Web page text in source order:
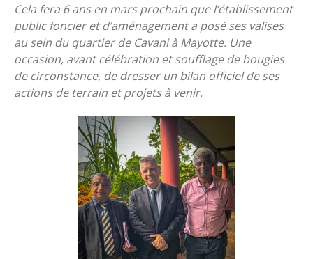
Cela fera 6 ans en mars prochain que l’établissement
public foncier et d’aménagement a posé ses valises
au sein du quartier de Cavani à Mayotte. Une
occasion, avant célébration et soufflage de bougies
de circonstance, de dresser un bilan officiel de ses
actions de terrain et projets à venir.